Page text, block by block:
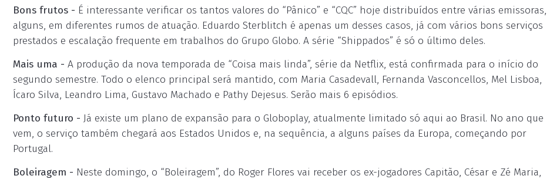
Bons frutos - É interessante verificar os tantos valores do “Pânico” e “CQC” hoje distribuídos entre várias emissoras,
alguns, em diferentes rumos de atuação. Eduardo Sterblitch é apenas um desses casos, já com vários bons serviços
prestados e escalação frequente em trabalhos do Grupo Globo. A série “Shippados” é só o último deles.
Mais uma - A produção da nova temporada de “Coisa mais linda”, série da Netflix, está confirmada para o início do
segundo semestre. Todo o elenco principal será mantido, com Maria Casadevall, Fernanda Vasconcellos, Mel Lisboa,
Ícaro Silva, Leandro Lima, Gustavo Machado e Pathy Dejesus. Serão mais 6 episódios.
Ponto futuro - Já existe um plano de expansão para o Globoplay, atualmente limitado só aqui ao Brasil. No ano que
vem, o serviço também chegará aos Estados Unidos e, na sequência, a alguns países da Europa, começando por
Portugal.
Boleiragem - Neste domingo, o “Boleiragem”, do Roger Flores vai receber os ex-jogadores Capitão, César e Zé Maria,